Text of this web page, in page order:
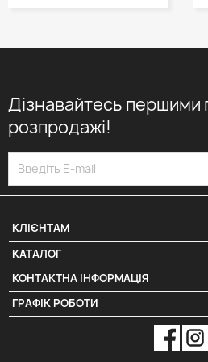
Дізнавайтесь першими
розпродажі!
КЛІЄНТАМ
КАТАЛОГ
КОНТАКТНА ІНФОРМАЦІЯ
ГРАФІК РОБОТИ